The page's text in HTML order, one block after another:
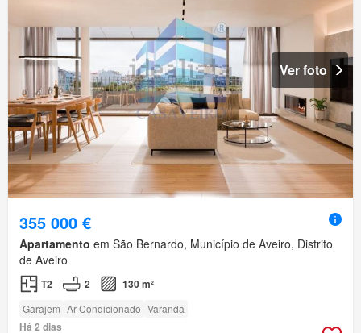
Ver foto
355 000 €
Apartamento em São Bernardo, Município de Aveiro, Distrito
de Aveiro
T2 2 130 m²
Garajem Ar Condicionado Varanda
Há 2 dias